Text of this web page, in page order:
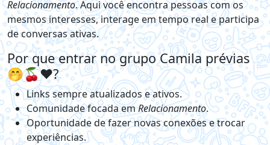
Relacionamento. Aqui você encontra pessoas com os
mesmos interesses, interage em tempo real e participa
de conversas ativas.
Por que entrar no grupo Camila prévias
🤭🍒❤️?
Links sempre atualizados e ativos.
Comunidade focada emRelacionamento.
Oportunidade de fazer novas conexões e trocar
experiências.